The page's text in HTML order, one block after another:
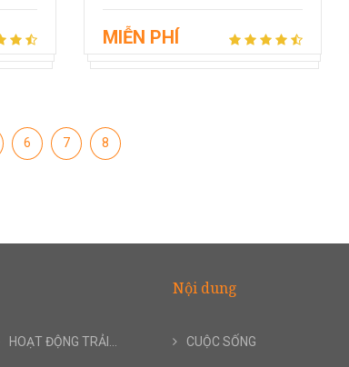
MIỄN PHÍ
6 7 8
HOẠT ĐỘNG TRẢI...
Nội dung
CUỘC SỐNG